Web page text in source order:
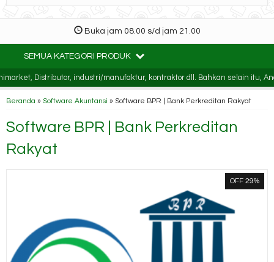
Buka jam 08.00 s/d jam 21.00
SEMUA KATEGORI PRODUK
Distributor, industri/manufaktur, kontraktor dll. Bahkan selain itu, Anda
Beranda » Software Akuntansi » Software BPR | Bank Perkreditan Rakyat
Software BPR | Bank Perkreditan
Rakyat
OFF 29%